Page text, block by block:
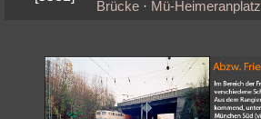
Brücke· Mü‑Heimeranplatz